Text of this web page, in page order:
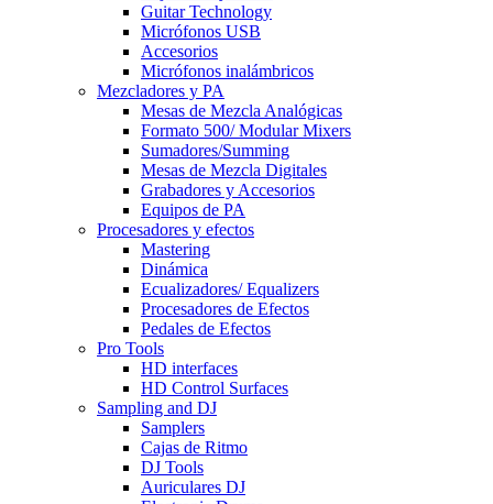
Guitar Technology
Micrófonos USB
Accesorios
Micrófonos inalámbricos
Mezcladores y PA
Mesas de Mezcla Analógicas
Formato 500/ Modular Mixers
Sumadores/Summing
Mesas de Mezcla Digitales
Grabadores y Accesorios
Equipos de PA
Procesadores y efectos
Mastering
Dinámica
Ecualizadores/ Equalizers
Procesadores de Efectos
Pedales de Efectos
Pro Tools
HD interfaces
HD Control Surfaces
Sampling and DJ
Samplers
Cajas de Ritmo
DJ Tools
Auriculares DJ